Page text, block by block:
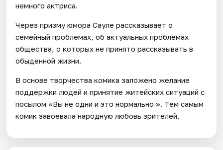
немного актриса.
Через призму юмора Сауле рассказывает о
семейный проблемах, об актуальных проблемах
общества, о которых не принято рассказывать в
обыденной жизни.
В основе творчества комика заложено желание
поддержки людей и принятие житейских ситуаций с
посылом «Вы не одни и это нормально ». Тем самым
комик завоевала народную любовь зрителей.